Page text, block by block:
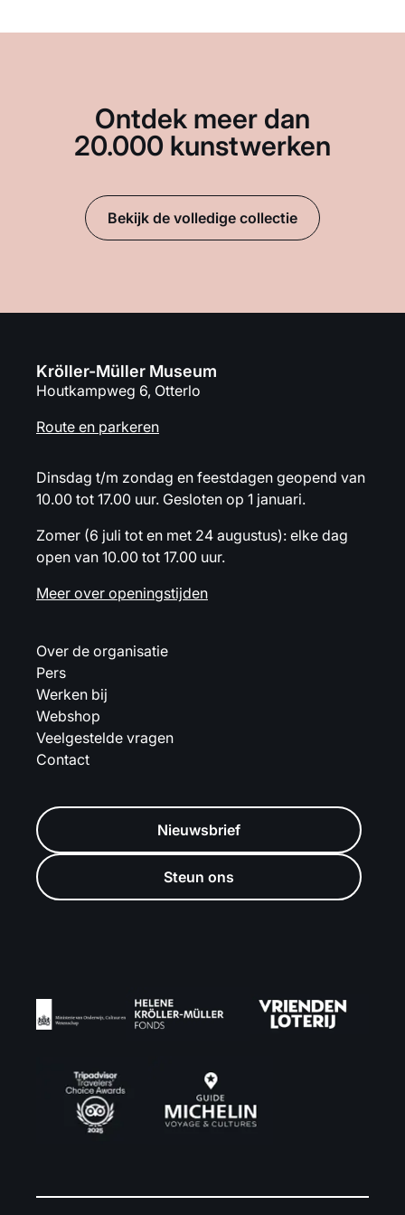
Ontdek meer dan
20.000 kunstwerken
Bekijk de volledige collectie
Kröller-Müller Museum
Houtkampweg 6, Otterlo
Route en parkeren
Dinsdag t/m zondag en feestdagen geopend van
10.00 tot 17.00 uur. Gesloten op 1 januari.
Zomer (6 juli tot en met 24 augustus): elke dag
open van 10.00 tot 17.00 uur.
Meer over openingstijden
Over de organisatie
Pers
Werken bij
Webshop
Veelgestelde vragen
Contact
Nieuwsbrief
Steun ons